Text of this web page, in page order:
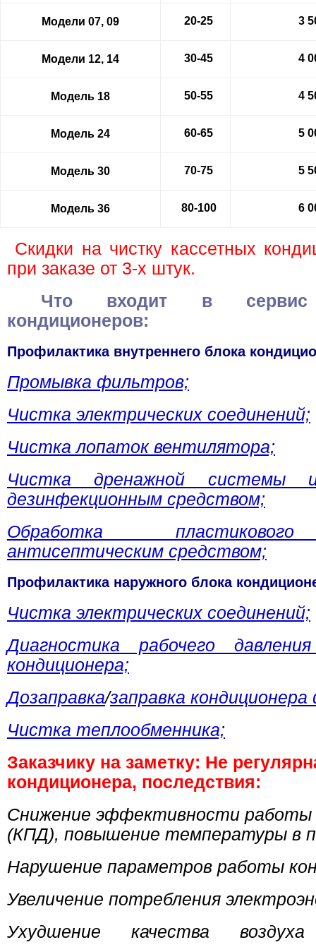
Модели 07, 09 20-25 3
Модели 12, 14 30-45 4
Модель 18 50-55 4
Модель 24 60-65 5
Модель 30 70-75 5
Модель 36 80-100 6
Скидки на чистку кассетных
при заказе от 3-х штук.
Что входит в сервис
кондиционеров:
Профилактика внутреннего блока
Промывка фильтров;
Чистка электрических соединений;
Чистка лопаток вентилятора;
Чистка дренажной системы
дезинфекционным средством;
Обработка
антисептическим средством;
Профилактика наружного блока
Чистка электрических соединений;
Диагностика рабочего
кондиционера;
Дозаправка/заправка
Чистка теплообменника;
Заказчику на заметку: Не
кондиционера, последствия:
Снижение эффективности работы
(КПД), повышение температуры в
Нарушение параметров работы
Увеличение потребления
Ухудшение качества